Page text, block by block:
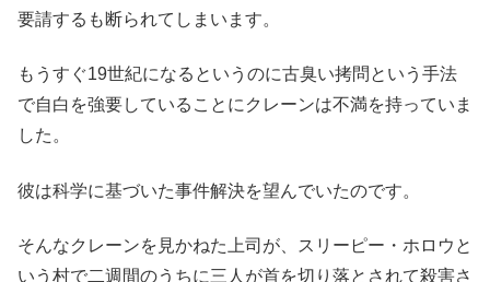
要請するも断られてしまいます。
もうすぐ19世紀になるというのに古臭い拷問という手法
で自白を強要していることにクレーンは不満を持っていま
した。
彼は科学に基づいた事件解決を望んでいたのです。
そんなクレーンを見かねた上司が、スリーピー・ホロウと
いう村で二週間のうちに三人が首を切り落とされて殺害さ